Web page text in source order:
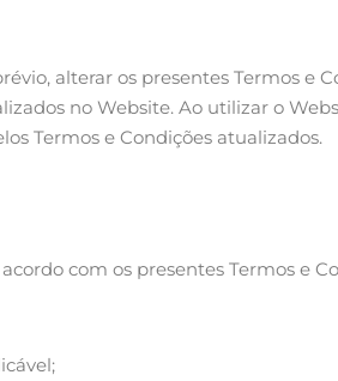
alterar os presentes Termos e
no Website. Ao utilizar o
Termos e Condições atualizados.
com os presentes Termos e